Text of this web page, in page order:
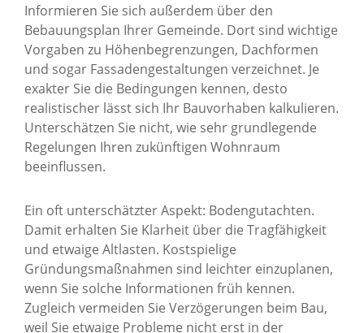
Informieren Sie sich außerdem über den
Bebauungsplan Ihrer Gemeinde. Dort sind wichtige
Vorgaben zu Höhenbegrenzungen, Dachformen
und sogar Fassadengestaltungen verzeichnet. Je
exakter Sie die Bedingungen kennen, desto
realistischer lässt sich Ihr Bauvorhaben kalkulieren.
Unterschätzen Sie nicht, wie sehr grundlegende
Regelungen Ihren zukünftigen Wohnraum
beeinflussen.
Ein oft unterschätzter Aspekt: Bodengutachten.
Damit erhalten Sie Klarheit über die Tragfähigkeit
und etwaige Altlasten. Kostspielige
Gründungsmaßnahmen sind leichter einzuplanen,
wenn Sie solche Informationen früh kennen.
Zugleich vermeiden Sie Verzögerungen beim Bau,
weil Sie etwaige Probleme nicht erst in der